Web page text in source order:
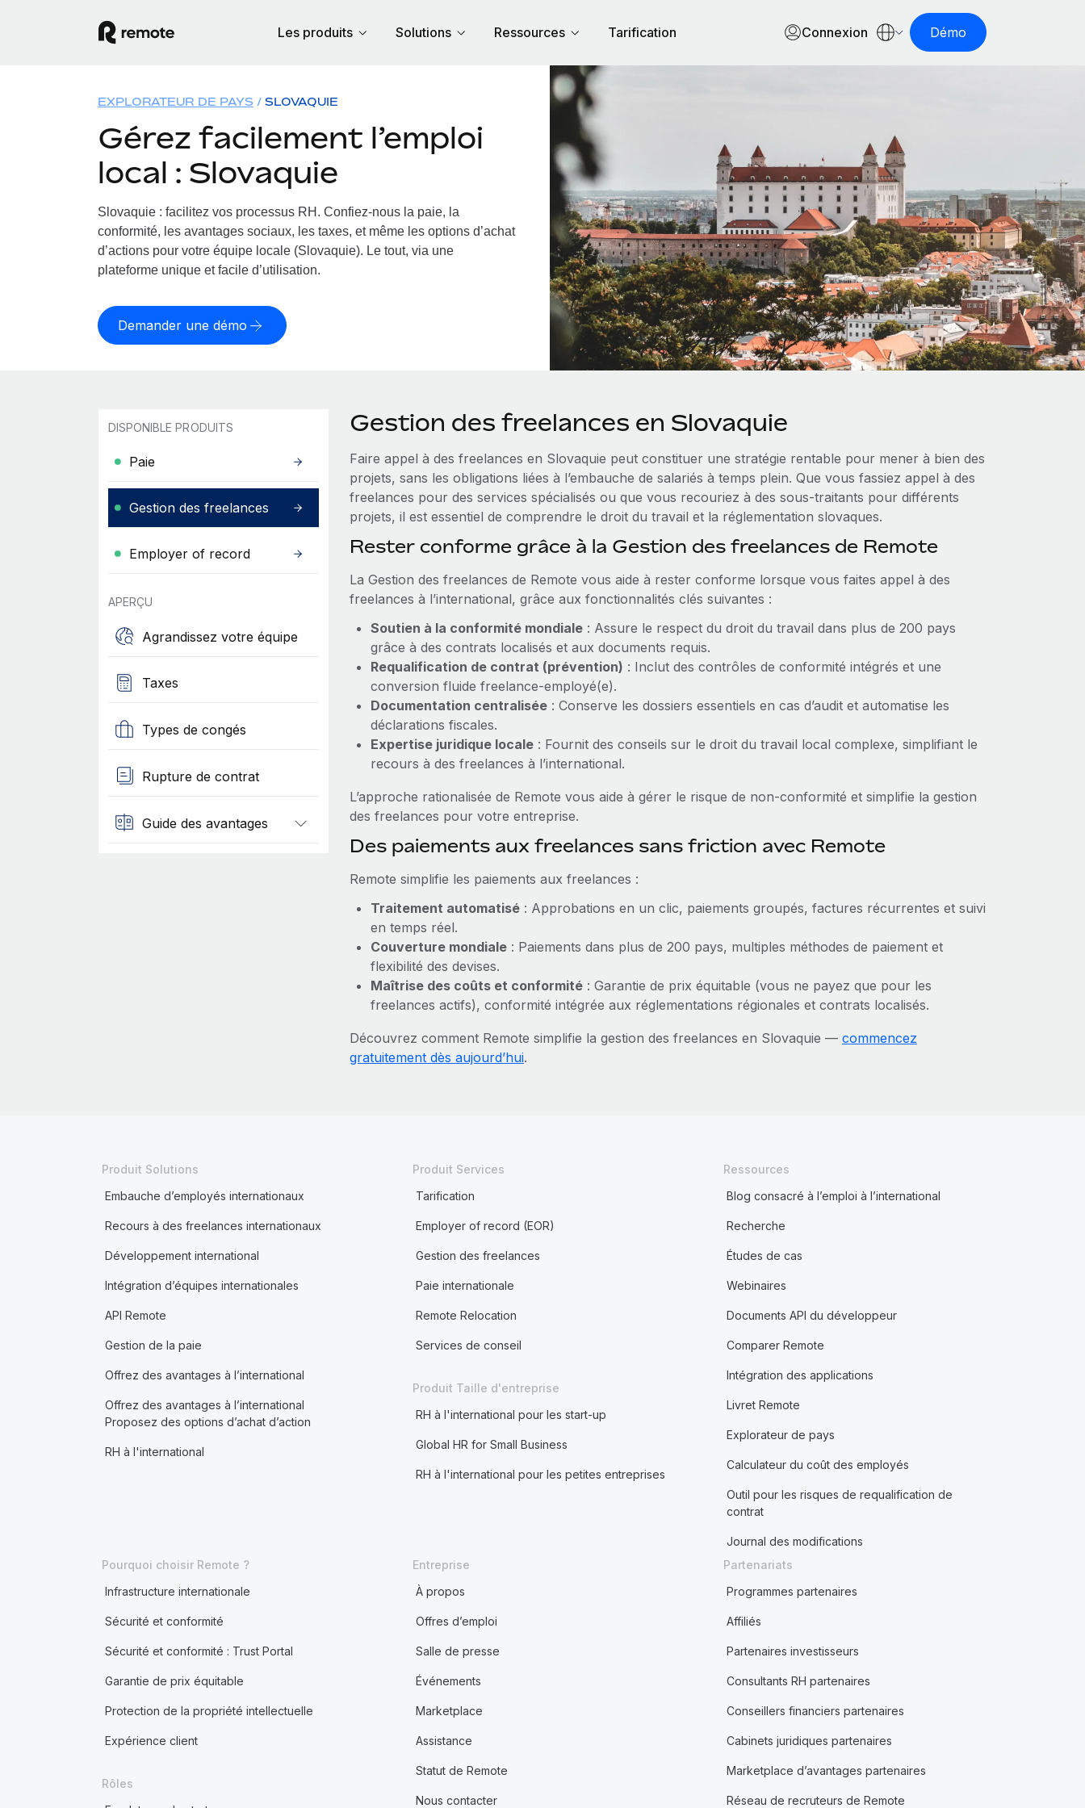
Les produits Solutions Ressources Tarification Connexion Démo
EXPLORATEUR DE PAYS SLOVAQUIE
Gérez facilement l’emploi
local : Slovaquie
Slovaquie : facilitez vos processus RH. Confiez-nous la paie, la
conformité, les avantages sociaux, les taxes, et même les options d’achat
d’actions pour votre équipe locale (Slovaquie). Le tout, via une
plateforme unique et facile d’utilisation.
Demander une démo
DISPONIBLE PRODUITS
Paie
Gestion des freelances
Employer of record
APERÇU
Agrandissez votre équipe
Taxes
Types de congés
Rupture de contrat
Guide des avantages
Gestion des freelances en Slovaquie
Faire appel à des freelances en Slovaquie peut constituer une stratégie rentable pour mener à bien des
projets, sans les obligations liées à l’embauche de salariés à temps plein. Que vous fassiez appel à des
freelances pour des services spécialisés ou que vous recouriez à des sous-traitants pour différents
projets, il est essentiel de comprendre le droit du travail et la réglementation slovaques.
Rester conforme grâce à la Gestion des freelances de Remote
La Gestion des freelances de Remote vous aide à rester conforme lorsque vous faites appel à des
freelances à l’international, grâce aux fonctionnalités clés suivantes :
Soutien à la conformité mondiale: Assure le respect du droit du travail dans plus de 200 pays
grâce à des contrats localisés et aux documents requis.
Requalification de contrat (prévention) : Inclut des contrôles de conformité intégrés et une
conversion fluide freelance‑employé(e).
Documentation centralisée: Conserve les dossiers essentiels en cas d’audit et automatise les
déclarations fiscales.
Expertise juridique locale: Fournit des conseils sur le droit du travail local complexe, simplifiant le
recours à des freelances à l’international.
L’approche rationalisée de Remote vous aide à gérer le risque de non‑conformité et simplifie la gestion
des freelances pour votre entreprise.
Des paiements aux freelances sans friction avec Remote
Remote simplifie les paiements aux freelances :
Traitement automatisé: Approbations en un clic, paiements groupés, factures récurrentes et suivi
en temps réel.
Couverture mondiale: Paiements dans plus de 200 pays, multiples méthodes de paiement et
flexibilité des devises.
Maîtrise des coûts et conformité: Garantie de prix équitable (vous ne payez que pour les
freelances actifs), conformité intégrée aux réglementations régionales et contrats localisés.
Découvrez comment Remote simplifie la gestion des freelances en Slovaquie — commencez
gratuitement dès aujourd’hui.
Produit Solutions
Embauche d’employés internationaux
Recours à des freelances internationaux
Développement international
Intégration d’équipes internationales
API Remote
Gestion de la paie
Offrez des avantages à l’international
Offrez des avantages à l’international
Proposez des options d’achat d’action
RH à l'international
Produit Services
Tarification
Employer of record (EOR)
Gestion des freelances
Paie internationale
Remote Relocation
Services de conseil
Produit Taille d'entreprise
RH à l'international pour les start-up
Global HR for Small Business
RH à l'international pour les petites entreprises
Ressources
Blog consacré à l’emploi à l’international
Recherche
Études de cas
Webinaires
Documents API du développeur
Comparer Remote
Intégration des applications
Livret Remote
Explorateur de pays
Calculateur du coût des employés
Outil pour les risques de requalification de
contrat
Journal des modifications
Pourquoi choisir Remote ?
Infrastructure internationale
Sécurité et conformité
Sécurité et conformité : Trust Portal
Garantie de prix équitable
Protection de la propriété intellectuelle
Expérience client
Rôles
Entreprise
À propos
Offres d’emploi
Salle de presse
Événements
Marketplace
Assistance
Statut de Remote
Nous contacter
Partenariats
Programmes partenaires
Affiliés
Partenaires investisseurs
Consultants RH partenaires
Conseillers financiers partenaires
Cabinets juridiques partenaires
Marketplace d’avantages partenaires
Réseau de recruteurs de Remote